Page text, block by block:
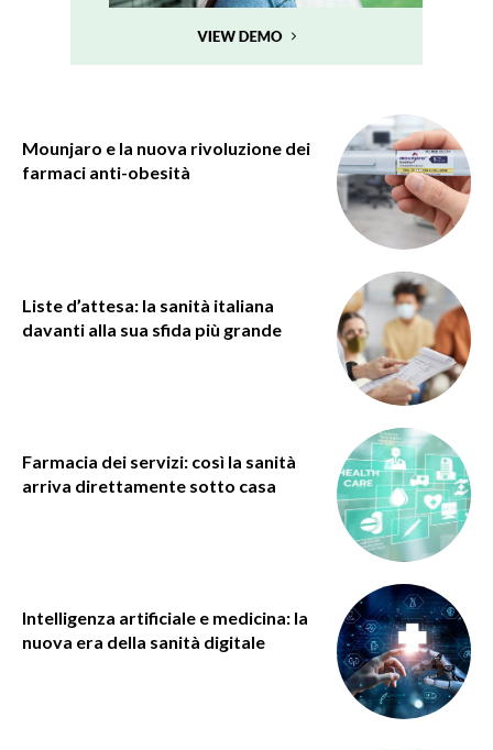
Mounjaro e la nuova rivoluzione dei
farmaci anti-obesità
Liste d’attesa: la sanità italiana
davanti alla sua sfida più grande
Farmacia dei servizi: così la sanità
arriva direttamente sotto casa
Intelligenza artificiale e medicina: la
nuova era della sanità digitale